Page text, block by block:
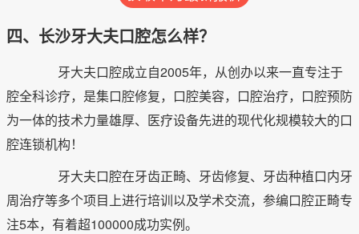
四、长沙牙大夫口腔怎么样？
牙大夫口腔成立自2005年，从创办以来一直专注于
腔全科诊疗，是集口腔修复，口腔美容，口腔治疗，口腔预防
为一体的技术力量雄厚、医疗设备先进的现代化规模较大的口
腔连锁机构！
牙大夫口腔在牙齿正畸、牙齿修复、牙齿种植口内牙
周治疗等多个项目上进行培训以及学术交流，参编口腔正畸专
注5本，有着超100000成功实例。